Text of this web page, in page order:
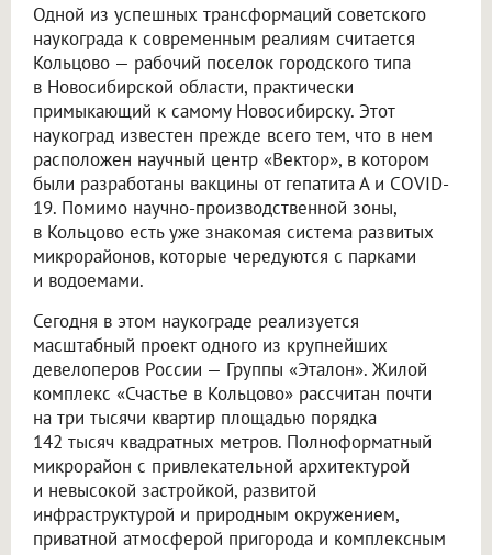
Одной из успешных трансформаций советского
наукограда к современным реалиям считается
Кольцово — рабочий поселок городского типа
в Новосибирской области, практически
примыкающий к самому Новосибирску. Этот
наукоград известен прежде всего тем, что в нем
расположен научный центр «Вектор», в котором
были разработаны вакцины от гепатита А и COVID-
19. Помимо научно-производственной зоны,
в Кольцово есть уже знакомая система развитых
микрорайонов, которые чередуются с парками
и водоемами.
Сегодня в этом наукограде реализуется
масштабный проект одного из крупнейших
девелоперов России — Группы «Эталон». Жилой
комплекс «Счастье в Кольцово» рассчитан почти
на три тысячи квартир площадью порядка
142 тысяч квадратных метров. Полноформатный
микрорайон с привлекательной архитектурой
и невысокой застройкой, развитой
инфраструктурой и природным окружением,
приватной атмосферой пригорода и комплексным